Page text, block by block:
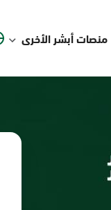
منصات أبشر الأخرى